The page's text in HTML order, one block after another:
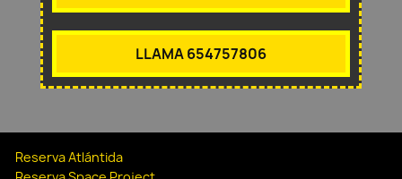
LLAMA 654757806
Reserva Atlántida